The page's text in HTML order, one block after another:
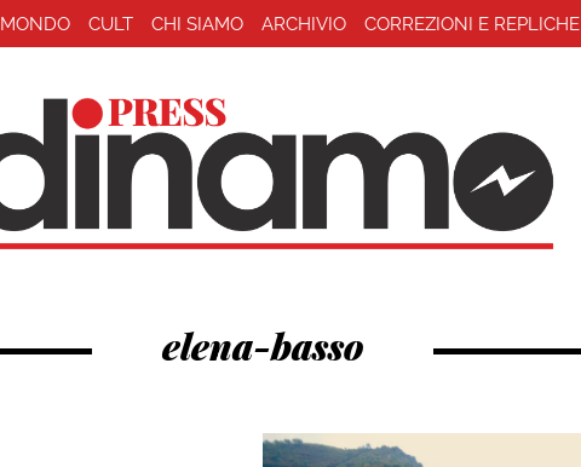
MONDO CULT CHI SIAMO ARCHIVIO CORREZIONI E REPLICHE
elena-basso